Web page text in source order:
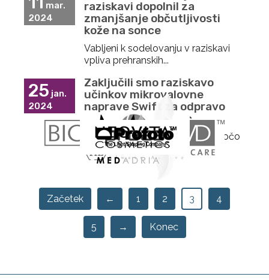
mar.
2024
raziskavi dopolnil za
zmanjšanje občutljivosti
kože na sonce
Vabljeni k sodelovanju v raziskavi
vpliva prehranskih...
25 jan.
2024
Zaključili smo raziskavo
učinkov mikrovalovne
naprave Swift za odpravo
plantarnih bradavic
Zaključili smo več kot leto trajajočo
raziskavo učinkov...
Začetek ← 1 2 3 4
5 → Konec